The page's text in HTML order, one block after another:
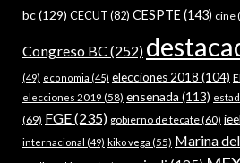
bc(129) CECUT(82) CESPTE (143) cine
Congreso BC (252)
(49) economia (45) elecciones 2018 (104)
elecciones 2019 (58) ensenada (113)
(69) FGE(235) gobierno de tecate(60)
internacional (49) kiko vega (55) Marina